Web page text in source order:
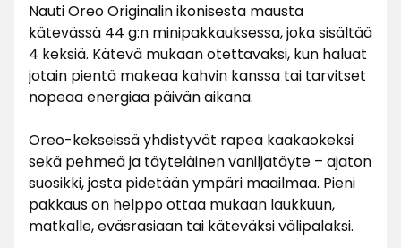
Nauti Oreo Originalin ikonisesta mausta
kätevässä 44 g:n minipakkauksessa, joka sisältää
4 keksiä. Kätevä mukaan otettavaksi, kun haluat
jotain pientä makeaa kahvin kanssa tai tarvitset
nopeaa energiaa päivän aikana.
Oreo-kekseissä yhdistyvät rapea kaakaokeksi
sekä pehmeä ja täyteläinen vaniljatäyte – ajaton
suosikki, josta pidetään ympäri maailmaa. Pieni
pakkaus on helppo ottaa mukaan laukkuun,
matkalle, eväsrasiaan tai käteväksi välipalaksi.